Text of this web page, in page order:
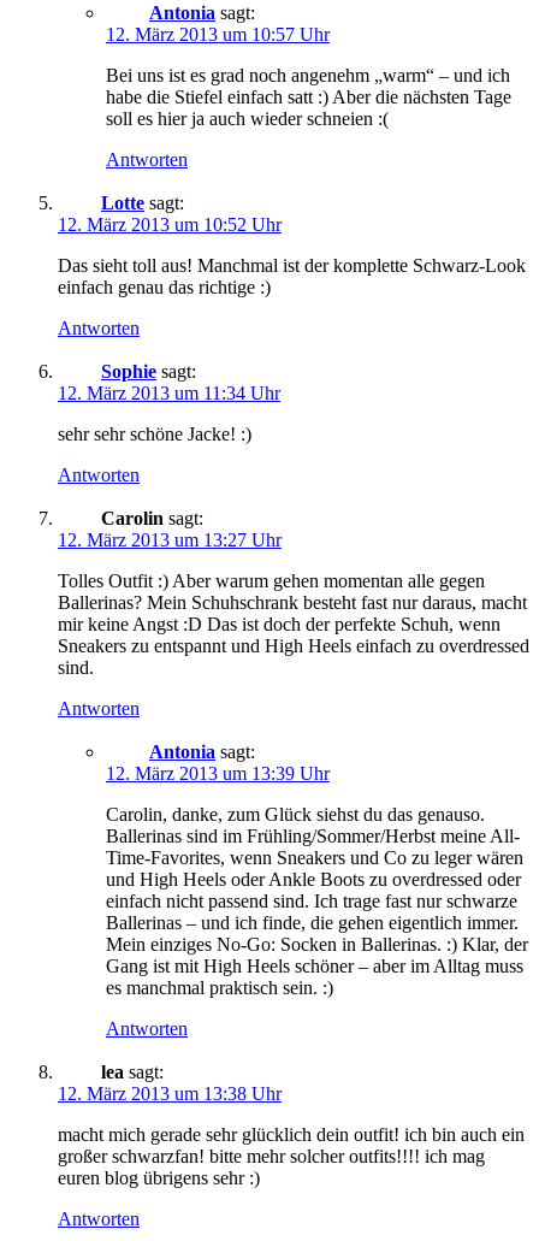
Antonia sagt:
12. März 2013 um 10:57 Uhr
Bei uns ist es grad noch angenehm „warm“ – und ich
habe die Stiefel einfach satt :) Aber die nächsten Tage
soll es hier ja auch wieder schneien :(
Antworten
Lotte sagt:
12. März 2013 um 10:52 Uhr
Das sieht toll aus! Manchmal ist der komplette Schwarz-Look
einfach genau das richtige :)
Antworten
Sophie sagt:
12. März 2013 um 11:34 Uhr
sehr sehr schöne Jacke! :)
Antworten
Carolin sagt:
12. März 2013 um 13:27 Uhr
Tolles Outfit :) Aber warum gehen momentan alle gegen
Ballerinas? Mein Schuhschrank besteht fast nur daraus, macht
mir keine Angst :D Das ist doch der perfekte Schuh, wenn
Sneakers zu entspannt und High Heels einfach zu overdressed
sind.
Antworten
Antonia sagt:
12. März 2013 um 13:39 Uhr
Carolin, danke, zum Glück siehst du das genauso.
Ballerinas sind im Frühling/Sommer/Herbst meine All-
Time-Favorites, wenn Sneakers und Co zu leger wären
und High Heels oder Ankle Boots zu overdressed oder
einfach nicht passend sind. Ich trage fast nur schwarze
Ballerinas – und ich finde, die gehen eigentlich immer.
Mein einziges No-Go: Socken in Ballerinas. :) Klar, der
Gang ist mit High Heels schöner – aber im Alltag muss
es manchmal praktisch sein. :)
Antworten
lea sagt:
12. März 2013 um 13:38 Uhr
macht mich gerade sehr glücklich dein outfit! ich bin auch ein
großer schwarzfan! bitte mehr solcher outfits!!!! ich mag
euren blog übrigens sehr :)
Antworten